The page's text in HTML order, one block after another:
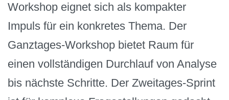
Workshop eignet sich als kompakter
Impuls für ein konkretes Thema. Der
Ganztages-Workshop bietet Raum für
einen vollständigen Durchlauf von Analyse
bis nächste Schritte. Der Zweitages-Sprint